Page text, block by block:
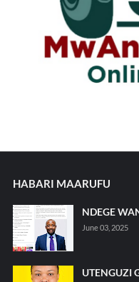
HABARI MAARUFU
NDEGE
June 03, 2025
UTENGUZI